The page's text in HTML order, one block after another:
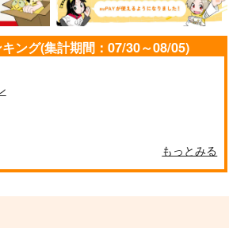
ング(集計期間：07/30～08/05)
もっとみる